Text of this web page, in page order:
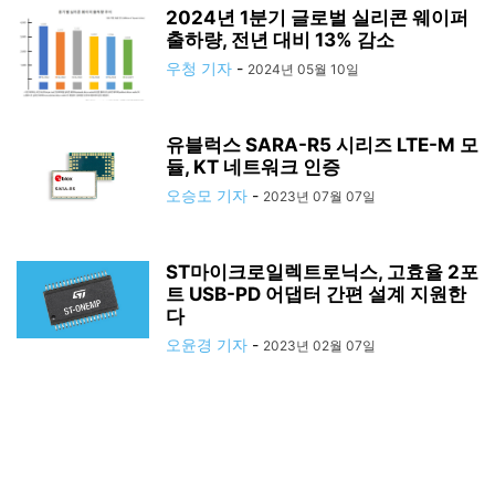
2024년 1분기 글로벌 실리콘 웨이퍼
출하량, 전년 대비 13% 감소
우청 기자 - 2024년 05월 10일
유블럭스 SARA-R5 시리즈 LTE-M 모
듈, KT 네트워크 인증
오승모 기자 - 2023년 07월 07일
ST마이크로일렉트로닉스, 고효율 2포
트 USB-PD 어댑터 간편 설계 지원한
다
오윤경 기자 - 2023년 02월 07일